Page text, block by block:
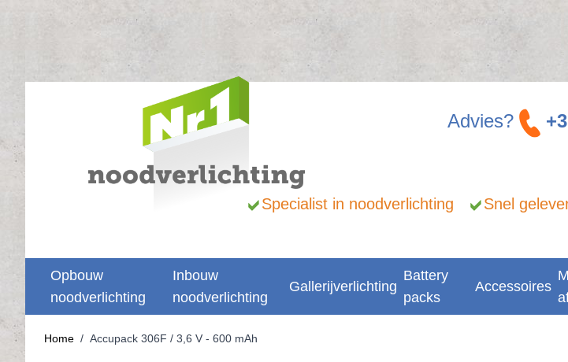
Ga naar de inhoud
Advies?
Specialist in noodverlichting Snel
Opbouw
noodverlichting
Inbouw
noodverlichting
Gallerijverlichting
Battery
packs
Accessoires
Home / Accupack 306F / 3,6 V - 600 mAh